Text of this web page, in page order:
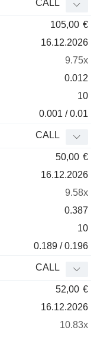
CALL
105,00 €
16.12.2026
9.75x
0.012
10
0.001 / 0.01
CALL
50,00 €
16.12.2026
9.58x
0.387
10
0.189 / 0.196
CALL
52,00 €
16.12.2026
10.83x